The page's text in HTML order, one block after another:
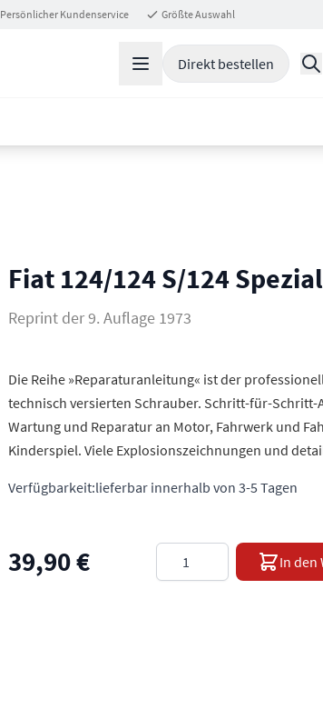
Persönlicher Kundenservice Größte Auswahl
Direkt bestellen
Fiat 124/124 S/124
Reprint der 9. Auflage 1973
Die Reihe »Reparaturanleitung« ist der
technisch versierten Schrauber. Schritt-für-Schritt-
Wartung und Reparatur an Motor, Fahrwerk und
Kinderspiel. Viele Explosionszeichnungen und
Verfügbarkeit:lieferbar innerhalb von 3-5 Tagen
39,90 € In den